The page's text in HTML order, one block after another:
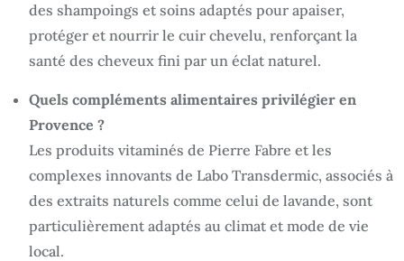
des shampoings et soins adaptés pour apaiser,
protéger et nourrir le cuir chevelu, renforçant la
santé des cheveux fini par un éclat naturel.
Quels compléments alimentaires privilégier en
Provence ?
Les produits vitaminés de Pierre Fabre et les
complexes innovants de Labo Transdermic, associés à
des extraits naturels comme celui de lavande, sont
particulièrement adaptés au climat et mode de vie
local.